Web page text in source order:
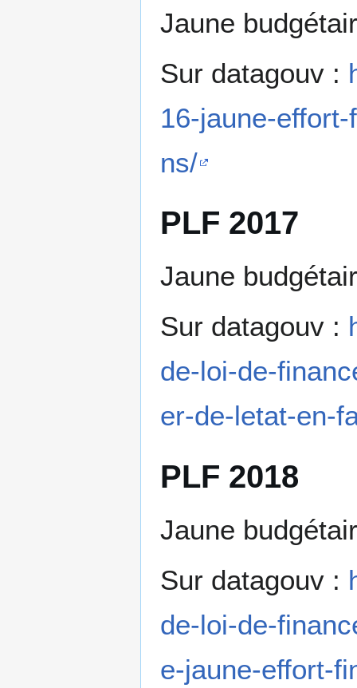
Jaune
Sur datagouv :
16-jaune-
ns/
PLF 2017
Jaune
Sur datagouv :
de-loi-de-
er-de-letat-en-
PLF 2018
Jaune
Sur datagouv :
de-loi-de-
e-jaune-effort-